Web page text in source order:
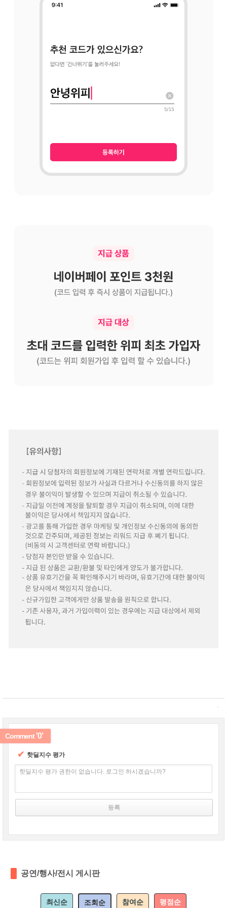
✔ 핫딜지수 평가
핫딜지수 평가 권한이 없습니다. 로그인 하시겠습니까?
Comment'0'
공연/행사/전시 게시판
최신순 조회순 참여순 평점순